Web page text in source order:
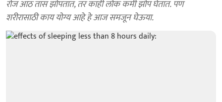
रोज आठ तास झोपतात, तर काही लोक कमी झोप घेतात. पण
शरीरासाठी काय योग्य आहे हे आज समजून घेऊया.